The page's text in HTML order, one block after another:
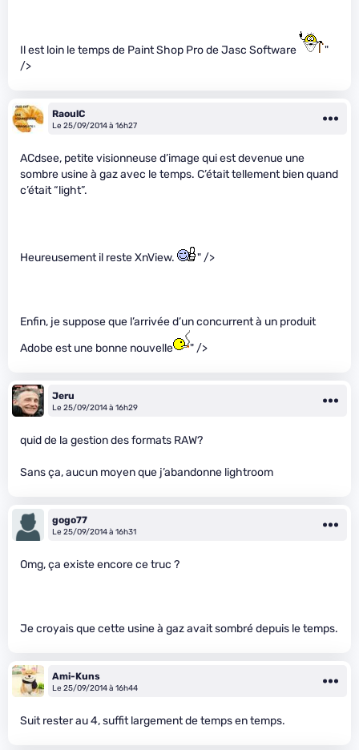
Il est loin le temps de Paint Shop Pro de Jasc Software
"
/>
RaoulC
Le 25/09/2014 à 16h27
ACdsee, petite visionneuse d’image qui est devenue une
sombre usine à gaz avec le temps. C’était tellement bien quand
c’était “light”.
Heureusement il reste XnView. " />
Enfin, je suppose que l’arrivée d’un concurrent à un produit
Adobe est une bonne nouvelle
" />
Jeru
Le 25/09/2014 à 16h29
quid de la gestion des formats RAW?
Sans ça, aucun moyen que j’abandonne lightroom
gogo77
Le 25/09/2014 à 16h31
Omg, ça existe encore ce truc ?
Je croyais que cette usine à gaz avait sombré depuis le temps.
Ami-Kuns
Le 25/09/2014 à 16h44
Suit rester au 4, suffit largement de temps en temps.